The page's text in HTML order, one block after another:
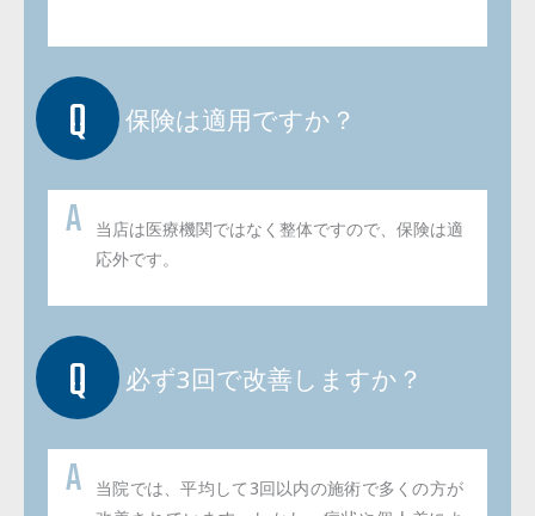
保険は適用ですか？
当店は医療機関ではなく整体ですので、保険は適
応外です。
必ず3回で改善しますか？
当院では、平均して3回以内の施術で多くの方が